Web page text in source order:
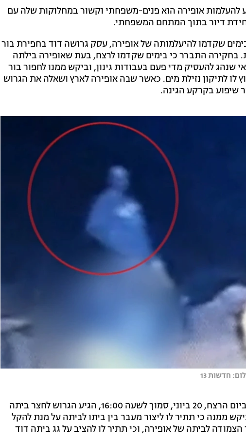
להעלמות אופירה הוא פנים-משפחתי וקשור במחלוקות שלה עם
דיור בתוך המתחם המשפחתי.
שקדמו להיעלמותה של אופירה, עסק גרושה דוד בחפירת בור
בחקירה התברר כי בימים שקדמו לרצח, בעת שאופירה בילתה
שנהג להעסיק מדי פעם בעבודות גינון, וביקש ממנו לחפור בור
לו לתיקון נזילת מים. כאשר שבה אופירה לארץ ושאלה את הגרוש
שיפוע בקרקע הגינה.
חדשות 13
מכתב האישום שהוגש נגד הגבר עולה כי ביום הרצח, 20 ביוני, סמוך לשעה 16:00, הגיע הגרוש לחצר ביתה
ממנה כי תתיר לו ליצור מעבר בין ביתו לביתה על מנת להקל
לביתה של אופירה, וכי תתיר לו להציב על גג ביתה דוד